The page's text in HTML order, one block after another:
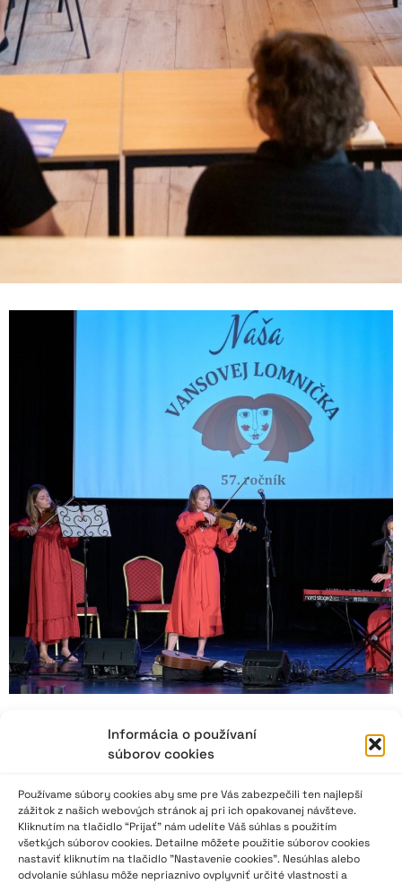
Informácia o používaní
súborov cookies
Používame súbory cookies aby sme pre Vás zabezpečili ten najlepší
zážitok z našich webových stránok aj pri ich opakovanej návšteve.
Kliknutím na tlačidlo “Prijať” nám udelíte Váš súhlas s použitím
všetkých súborov cookies. Detailne môžete použitie súborov cookies
nastaviť kliknutím na tlačidlo "Nastavenie cookies". Nesúhlas alebo
odvolanie súhlasu môže nepriaznivo ovplyvniť určité vlastnosti a
NVL 2024: Naša Vansovej Lomnička ako
dvojstranová báseň
„Najvýznamnejším ocenením je Cena poroty. Tohto roku ju
získala vynikajúca recitátorka Mariana Ondrejová z Litmanovej.
Predstavila sa s básňou Oľgy Gluštíkovej Severské mýty a
rovnako ako na 70. ročníku Hviezdoslavovho Kubína potvrdila